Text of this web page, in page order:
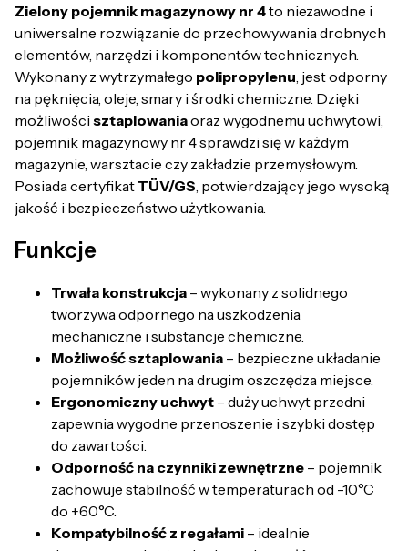
Zielony pojemnik magazynowy nr 4to niezawodne i
uniwersalne rozwiązanie do przechowywania drobnych
elementów, narzędzi i komponentów technicznych.
Wykonany z wytrzymałego polipropylenu , jest odporny
na pęknięcia, oleje, smary i środki chemiczne. Dzięki
możliwości sztaplowaniaoraz wygodnemu uchwytowi,
pojemnik magazynowy nr 4 sprawdzi się w każdym
magazynie, warsztacie czy zakładzie przemysłowym.
Posiada certyfikat TÜV/GS , potwierdzający jego wysoką
jakość i bezpieczeństwo użytkowania.
Funkcje
Trwała konstrukcja – wykonany z solidnego
tworzywa odpornego na uszkodzenia
mechaniczne i substancje chemiczne.
Możliwość sztaplowania – bezpieczne układanie
pojemników jeden na drugim oszczędza miejsce.
Ergonomiczny uchwyt – duży uchwyt przedni
zapewnia wygodne przenoszenie i szybki dostęp
do zawartości.
Odporność na czynniki zewnętrzne – pojemnik
zachowuje stabilność w temperaturach od -10°C
do +60°C.
Kompatybilność z regałami – idealnie